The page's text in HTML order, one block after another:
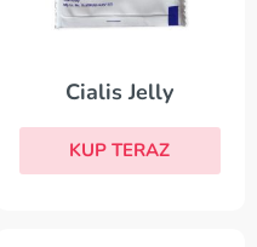
Cialis Jelly
KUP TERAZ